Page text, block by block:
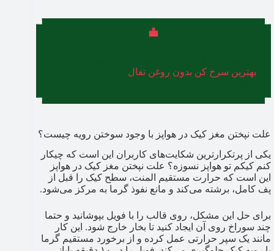
بهترین سرخ کن بدون روغن تفال
علت نپختن مغز کیک در هواپز با وجود سوختن رویه چیست؟
یکی از پرتکرارترین شکایت‌های کاربران این است که چیکار
کنم کیکم تو هواپز نسوزه؟ علت نپختن مغز کیک در هواپز
این است که حرارت مستقیم المنت، سطح کیک را قبل از
پف کامل، برشته می‌کند و مانع نفوذ گرما به مرکز می‌شود.
برای حل این مشکل، روی قالب را با فویل بپوشانید و حتما
چند سوراخ روی آن ایجاد کنید تا بخار خارج شود. این کار
مانند یک سپر حرارتی عمل کرده و از برخورد مستقیم گرما